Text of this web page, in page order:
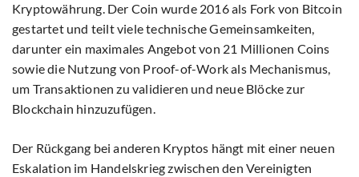
Kryptowährung. Der Coin wurde 2016 als Fork von Bitcoin
gestartet und teilt viele technische Gemeinsamkeiten,
darunter ein maximales Angebot von 21 Millionen Coins
sowie die Nutzung von Proof-of-Work als Mechanismus,
um Transaktionen zu validieren und neue Blöcke zur
Blockchain hinzuzufügen.
Der Rückgang bei anderen Kryptos hängt mit einer neuen
Eskalation im Handelskrieg zwischen den Vereinigten